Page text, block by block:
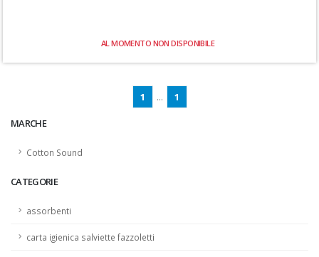
MARCHE
Cotton Sound
CATEGORIE
assorbenti
carta igienica salviette fazzoletti
AL MOMENTO NON DISPONIBILE
1 ... 1